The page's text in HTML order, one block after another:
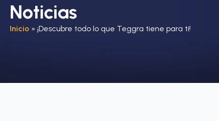
Noticias
Inicio » ¡Descubre todo lo que Teggra tiene para ti!